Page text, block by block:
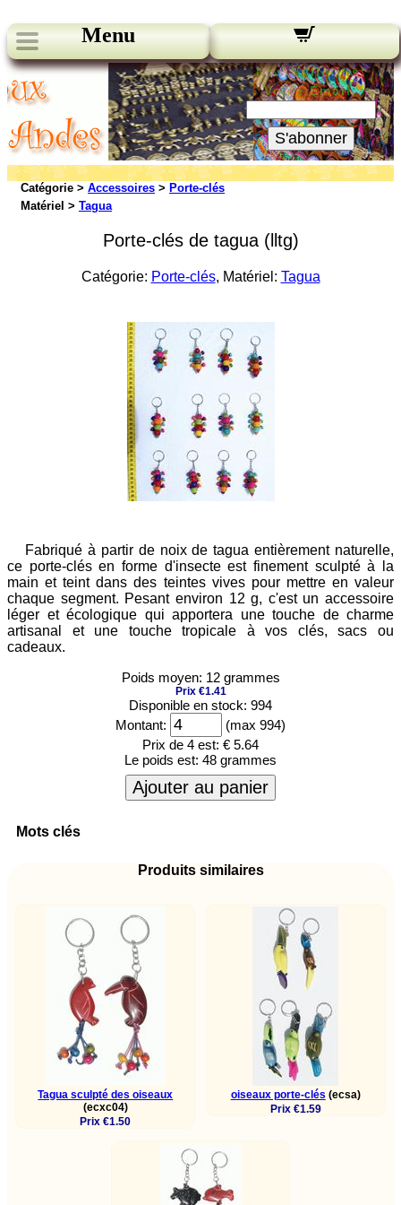
Menu
Nos bulletins:
Votre Email:
S'abonner
Catégorie > Accessoires > Porte-clés
Matériel > Tagua
Porte-clés de tagua (lltg)
Catégorie: Porte-clés, Matériel: Tagua
Fabriqué à partir de noix de tagua entièrement naturelle,
ce porte-clés en forme d'insecte est finement sculpté à la
main et teint dans des teintes vives pour mettre en valeur
chaque segment. Pesant environ 12 g, c'est un accessoire
léger et écologique qui apportera une touche de charme
artisanal et une touche tropicale à vos clés, sacs ou
cadeaux.
Poids moyen: 12 grammes
Prix €1.41
Disponible en stock: 994
Montant:
(max 994)
Prix de 4 est: € 5.64
Le poids est: 48 grammes
Ajouter au panier
Mots clés
Produits similaires
Tagua sculpté des oiseaux
(ecxc04)
Prix €1.50
oiseaux porte-clés (ecsa)
Prix €1.59